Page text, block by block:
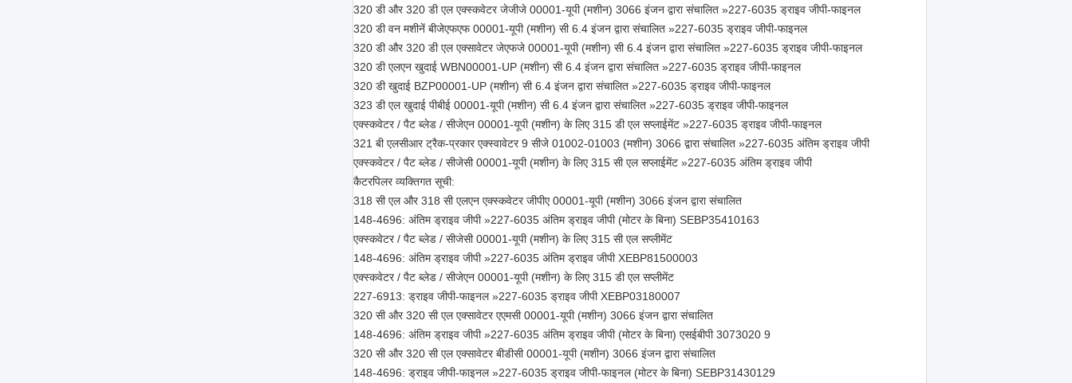
320 डी और 320 डी एल एक्स्कवेटर जेजीजे 00001-यूपी (मशीन) 3066 इंजन द्वारा संचालित »227-6035 ड्राइव जीपी-फाइनल
320 डी वन मशीनें बीजेएफएफ 00001-यूपी (मशीन) सी 6.4 इंजन द्वारा संचालित »227-6035 ड्राइव जीपी-फाइनल
320 डी और 320 डी एल एक्सावेटर जेएफजे 00001-यूपी (मशीन) सी 6.4 इंजन द्वारा संचालित »227-6035 ड्राइव जीपी-फाइनल
320 डी एलएन खुदाई WBN00001-UP (मशीन) सी 6.4 इंजन द्वारा संचालित »227-6035 ड्राइव जीपी-फाइनल
320 डी खुदाई BZP00001-UP (मशीन) सी 6.4 इंजन द्वारा संचालित »227-6035 ड्राइव जीपी-फाइनल
323 डी एल खुदाई पीबीई 00001-यूपी (मशीन) सी 6.4 इंजन द्वारा संचालित »227-6035 ड्राइव जीपी-फाइनल
एक्स्कवेटर / पैट ब्लेड / सीजेएन 00001-यूपी (मशीन) के लिए 315 डी एल सप्लाईमेंट »227-6035 ड्राइव जीपी-फाइनल
321 बी एलसीआर ट्रैक-प्रकार एक्स्वावेटर 9 सीजे 01002-01003 (मशीन) 3066 द्वारा संचालित »227-6035 अंतिम ड्राइव जीपी
एक्स्कवेटर / पैट ब्लेड / सीजेसी 00001-यूपी (मशीन) के लिए 315 सी एल सप्लाईमेंट »227-6035 अंतिम ड्राइव जीपी
कैटरपिलर व्यक्तिगत सूची:
318 सी एल और 318 सी एलएन एक्स्कवेटर जीपीए 00001-यूपी (मशीन) 3066 इंजन द्वारा संचालित
148-4696: अंतिम ड्राइव जीपी »227-6035 अंतिम ड्राइव जीपी (मोटर के बिना) SEBP35410163
एक्स्कवेटर / पैट ब्लेड / सीजेसी 00001-यूपी (मशीन) के लिए 315 सी एल सप्लीमेंट
148-4696: अंतिम ड्राइव जीपी »227-6035 अंतिम ड्राइव जीपी XEBP81500003
एक्स्कवेटर / पैट ब्लेड / सीजेएन 00001-यूपी (मशीन) के लिए 315 डी एल सप्लीमेंट
227-6913: ड्राइव जीपी-फाइनल »227-6035 ड्राइव जीपी XEBP03180007
320 सी और 320 सी एल एक्सावेटर एएमसी 00001-यूपी (मशीन) 3066 इंजन द्वारा संचालित
148-4696: अंतिम ड्राइव जीपी »227-6035 अंतिम ड्राइव जीपी (मोटर के बिना) एसईबीपी 3073020 9
320 सी और 320 सी एल एक्सावेटर बीडीसी 00001-यूपी (मशीन) 3066 इंजन द्वारा संचालित
148-4696: ड्राइव जीपी-फाइनल »227-6035 ड्राइव जीपी-फाइनल (मोटर के बिना) SEBP31430129